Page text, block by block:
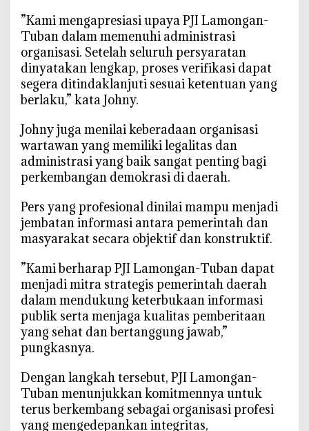
‎‎”Kami mengapresiasi upaya PJI Lamongan-
Tuban dalam memenuhi administrasi
organisasi. Setelah seluruh persyaratan
dinyatakan lengkap, proses verifikasi dapat
segera ditindaklanjuti sesuai ketentuan yang
berlaku,” kata Johny.
Johny juga menilai keberadaan organisasi
wartawan yang memiliki legalitas dan
administrasi yang baik sangat penting bagi
perkembangan demokrasi di daerah.
Pers yang profesional dinilai mampu menjadi
jembatan informasi antara pemerintah dan
masyarakat secara objektif dan konstruktif.
‎”Kami berharap PJI Lamongan-Tuban dapat
menjadi mitra strategis pemerintah daerah
dalam mendukung keterbukaan informasi
publik serta menjaga kualitas pemberitaan
yang sehat dan bertanggung jawab,”
pungkasnya.
‎Dengan langkah tersebut, PJI Lamongan-
Tuban menunjukkan komitmennya untuk
terus berkembang sebagai organisasi profesi
yang mengedepankan integritas,